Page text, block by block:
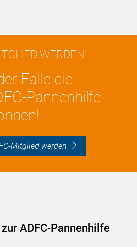
WERDEN
Fälle die
Pannenhilfe
Mitglied werden
ADFC-Pannenhilfe